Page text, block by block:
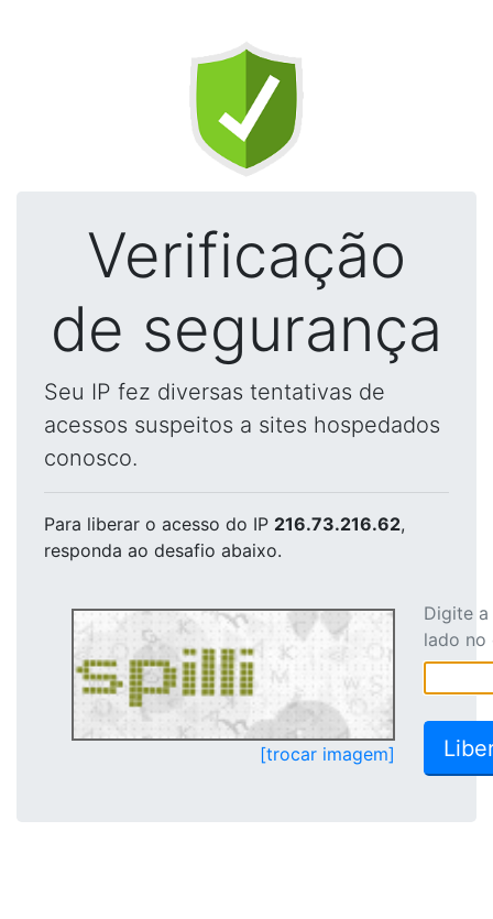
Verificação
de segurança
Seu IP fez diversas tentativas de
acessos suspeitos a sites hospedados
conosco.
Para liberar o acesso do IP 216.73.216.62,
responda ao desafio abaixo.
[trocar imagem]
Digite
lado no